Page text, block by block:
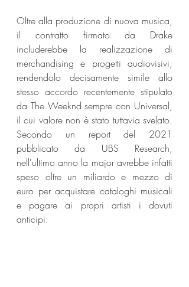
Oltre alla produzione di nuova musica,
il contratto firmato da Drake
includerebbe la realizzazione di
merchandising e progetti audiovisivi,
rendendolo decisamente simile allo
stesso accordo recentemente stipulato
da The Weeknd sempre con Universal,
il cui valore non è stato tuttavia svelato.
Secondo un report del 2021
pubblicato da UBS Research,
nell'ultimo anno la major avrebbe infatti
speso oltre un miliardo e mezzo di
euro per acquistare cataloghi musicali
e pagare ai propri artisti i dovuti
anticipi.